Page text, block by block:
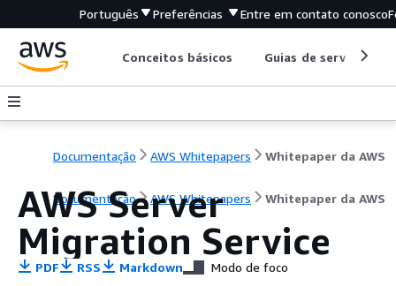
Português Preferências Entre em contato conosco
Conceitos básicos Guias de serviço
Documentação AWS Whitepapers Whitepaper da AWS
Documentação AWS Whitepapers Whitepaper da AWS
AWS Server
Migration Service
PDF RSS Markdown Modo de foco